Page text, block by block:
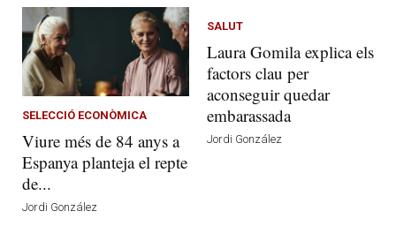
SELECCIÓ ECONÒMICA
Viure més de 84 anys a
Espanya planteja el repte
de...
Jordi González
SALUT
Laura Gomila explica els
factors clau per
aconseguir quedar
embarassada
Jordi González